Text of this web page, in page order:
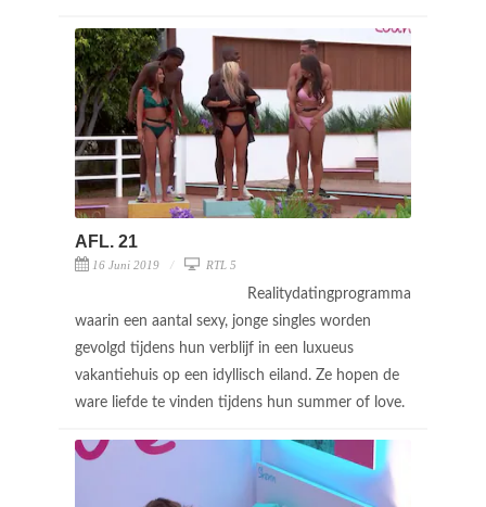
AFL. 21
16 Juni 2019 RTL 5
Realitydatingprogramma
waarin een aantal sexy, jonge singles worden
gevolgd tijdens hun verblijf in een luxueus
vakantiehuis op een idyllisch eiland. Ze hopen de
ware liefde te vinden tijdens hun summer of love.